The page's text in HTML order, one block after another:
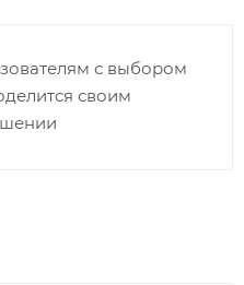
с выбором
своим